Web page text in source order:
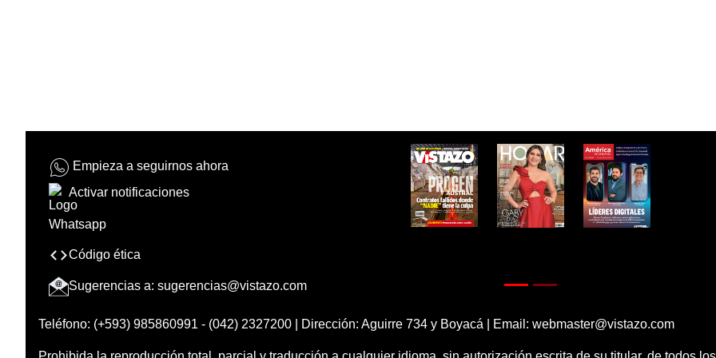
Empieza a seguirnos ahora
Activar notificaciones
Código ética
Sugerencias a: sugerencias@vistazo.com
Teléfono: (+593) 985860991 - (042) 2327200 | Dirección: Aguirre 734 y Boyacá | Email: webmaster@vistazo.com